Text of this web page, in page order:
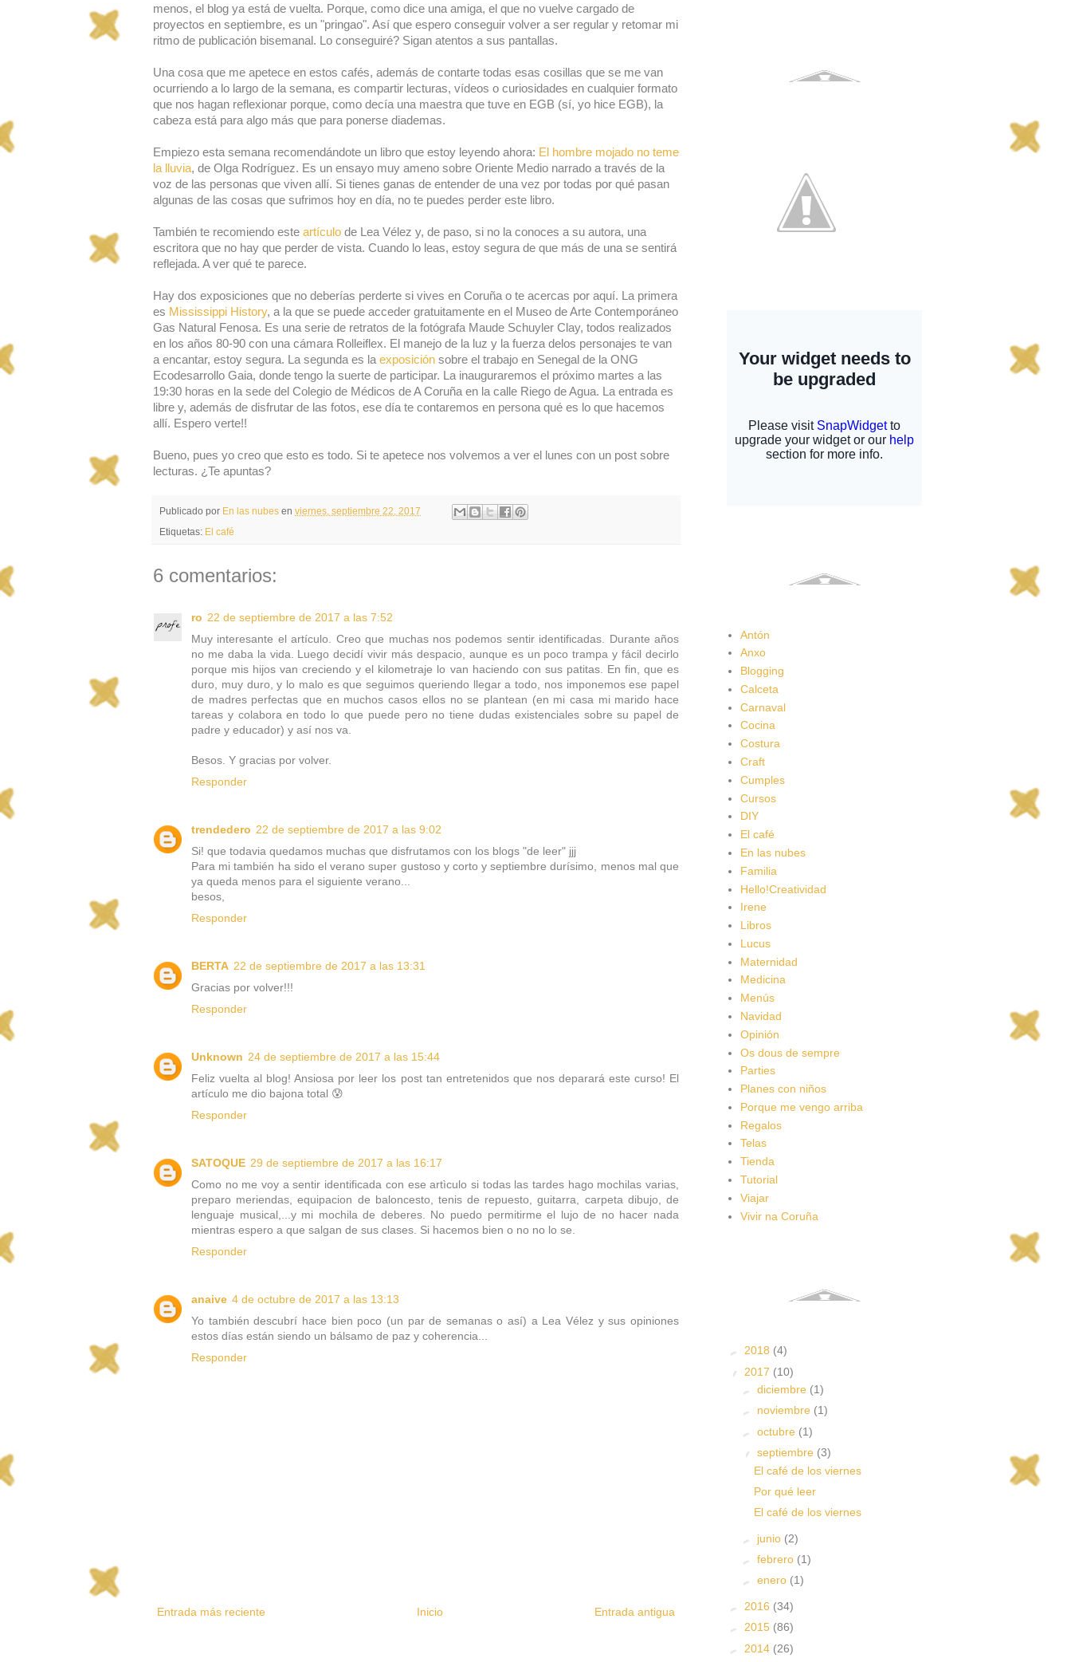
menos, el blog ya está de vuelta. Porque, como dice una amiga, el que no vuelve cargado de
proyectos en septiembre, es un "pringao". Así que espero conseguir volver a ser regular y retomar mi
ritmo de publicación bisemanal. Lo conseguiré? Sigan atentos a sus pantallas.
Una cosa que me apetece en estos cafés, además de contarte todas esas cosillas que se me van
ocurriendo a lo largo de la semana, es compartir lecturas, vídeos o curiosidades en cualquier formato
que nos hagan reflexionar porque, como decía una maestra que tuve en EGB (sí, yo hice EGB), la
cabeza está para algo más que para ponerse diademas.
Empiezo esta semana recomendándote un libro que estoy leyendo ahora: El hombre mojado no teme
la lluvia, de Olga Rodríguez. Es un ensayo muy ameno sobre Oriente Medio narrado a través de la
voz de las personas que viven allí. Si tienes ganas de entender de una vez por todas por qué pasan
algunas de las cosas que sufrimos hoy en día, no te puedes perder este libro.
También te recomiendo este artículo de Lea Vélez y, de paso, si no la conoces a su autora, una
escritora que no hay que perder de vista. Cuando lo leas, estoy segura de que más de una se sentirá
reflejada. A ver qué te parece.
Hay dos exposiciones que no deberías perderte si vives en Coruña o te acercas por aquí. La primera
es Mississippi History, a la que se puede acceder gratuitamente en el Museo de Arte Contemporáneo
Gas Natural Fenosa. Es una serie de retratos de la fotógrafa Maude Schuyler Clay, todos realizados
en los años 80-90 con una cámara Rolleiflex. El manejo de la luz y la fuerza delos personajes te van
a encantar, estoy segura. La segunda es la exposición sobre el trabajo en Senegal de la ONG
Ecodesarrollo Gaia, donde tengo la suerte de participar. La inauguraremos el próximo martes a las
19:30 horas en la sede del Colegio de Médicos de A Coruña en la calle Riego de Agua. La entrada es
libre y, además de disfrutar de las fotos, ese día te contaremos en persona qué es lo que hacemos
allí. Espero verte!!
Bueno, pues yo creo que esto es todo. Si te apetece nos volvemos a ver el lunes con un post sobre
lecturas. ¿Te apuntas?
Publicado por En las nubes en viernes, septiembre 22, 2017
Etiquetas: El café
6 comentarios:
ro 22 de septiembre de 2017 a las 7:52
Muy interesante el artículo. Creo que muchas nos podemos sentir identificadas. Durante años
no me daba la vida. Luego decidí vivir más despacio, aunque es un poco trampa y fácil decirlo
porque mis hijos van creciendo y el kilometraje lo van haciendo con sus patitas. En fin, que es
duro, muy duro, y lo malo es que seguimos queriendo llegar a todo, nos imponemos ese papel
de madres perfectas que en muchos casos ellos no se plantean (en mi casa mi marido hace
tareas y colabora en todo lo que puede pero no tiene dudas existenciales sobre su papel de
padre y educador) y así nos va.
Besos. Y gracias por volver.
Responder
trendedero 22 de septiembre de 2017 a las 9:02
Si! que todavia quedamos muchas que disfrutamos con los blogs "de leer" jjj
Para mi también ha sido el verano super gustoso y corto y septiembre durísimo, menos mal que
ya queda menos para el siguiente verano...
besos,
Responder
BERTA 22 de septiembre de 2017 a las 13:31
Gracias por volver!!!
Responder
Unknown 24 de septiembre de 2017 a las 15:44
Feliz vuelta al blog! Ansiosa por leer los post tan entretenidos que nos deparará este curso! El
artículo me dio bajona total 😰
Responder
SATOQUE 29 de septiembre de 2017 a las 16:17
Como no me voy a sentir identificada con ese artìculo si todas las tardes hago mochilas varias,
preparo meriendas, equipacion de baloncesto, tenis de repuesto, guitarra, carpeta dibujo, de
lenguaje musical,...y mi mochila de deberes. No puedo permitirme el lujo de no hacer nada
mientras espero a que salgan de sus clases. Si hacemos bien o no no lo se.
Responder
anaive 4 de octubre de 2017 a las 13:13
Yo también descubrí hace bien poco (un par de semanas o así) a Lea Vélez y sus opiniones
estos días están siendo un bálsamo de paz y coherencia...
Responder
Entrada más reciente Entrada antigua
Inicio
Antón
Anxo
Blogging
Calceta
Carnaval
Cocina
Costura
Craft
Cumples
Cursos
DIY
El café
En las nubes
Familia
Hello!Creatividad
Irene
Libros
Lucus
Maternidad
Medicina
Menús
Navidad
Opinión
Os dous de sempre
Parties
Planes con niños
Porque me vengo arriba
Regalos
Telas
Tienda
Tutorial
Viajar
Vivir na Coruña
► 2018 (4)
▼ 2017 (10)
►diciembre (1)
► noviembre (1)
►octubre (1)
▼septiembre (3)
El café de los viernes
Por qué leer
El café de los viernes
► junio (2)
►febrero (1)
►enero (1)
► 2016 (34)
► 2015 (86)
► 2014 (26)